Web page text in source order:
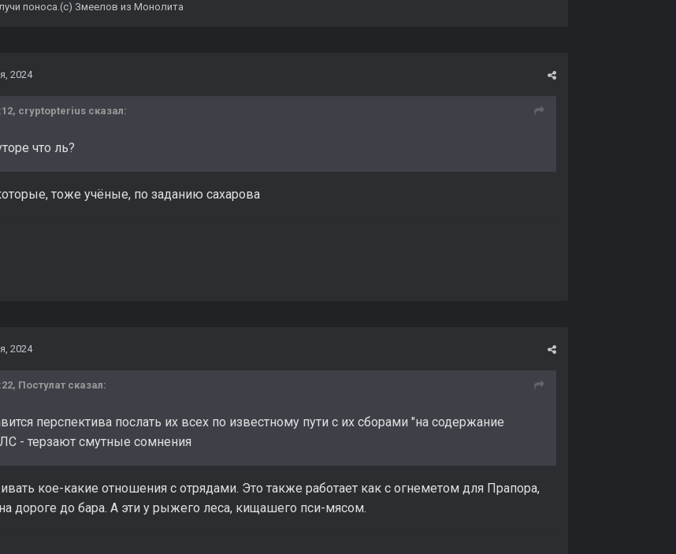
поноса.(с) Змеелов из Монолита
2024
cryptopterius сказал:
что ль?
тоже учёные, по заданию сахарова
2024
Постулат сказал:
перспектива послать их всех по известному пути с их сборами "на содержание
- терзают смутные сомнения
кое-какие отношения с отрядами. Это также работает как с огнеметом для Прапора,
дороге до бара. А эти у рыжего леса, кищашего пси-мясом.